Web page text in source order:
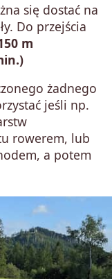
się dostać na
Do przejścia
m
żadnego
jeśli np.
rowerem, lub
a potem